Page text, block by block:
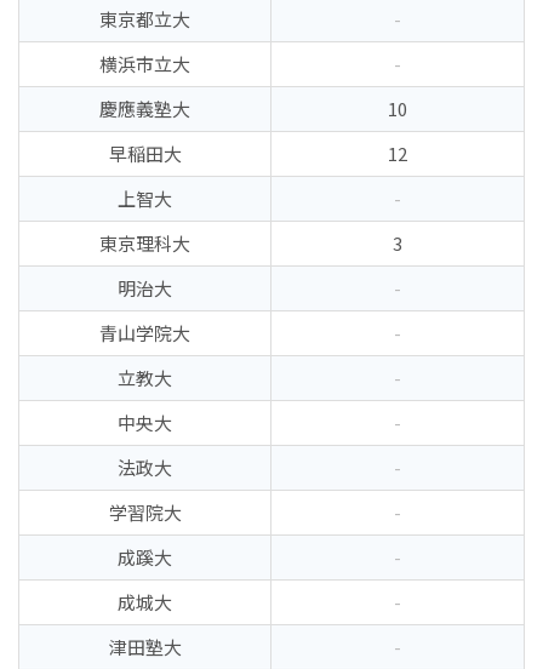
東京都立大
-
横浜市立大
-
慶應義塾大
10
早稲田大
12
上智大
-
東京理科大
3
明治大
-
青山学院大
-
立教大
-
中央大
-
法政大
-
学習院大
-
成蹊大
-
成城大
-
津田塾大
-